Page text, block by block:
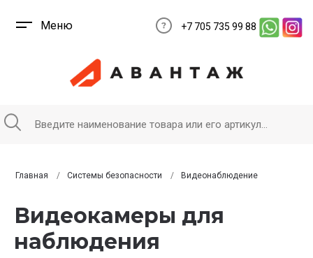
Меню +7 705 735 99 88
Главная Системы безопасности Видеонаблюдение
Видеокамеры для
наблюдения